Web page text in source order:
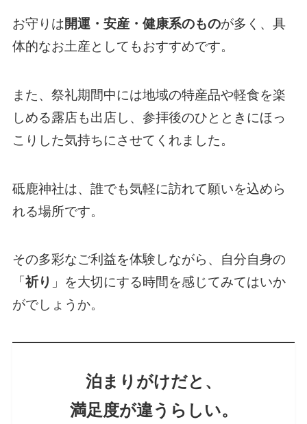
お守りは開運・安産・健康系のものが多く、具
体的なお土産としてもおすすめです。
また、祭礼期間中には地域の特産品や軽食を楽
しめる露店も出店し、参拝後のひとときにほっ
こりした気持ちにさせてくれました。
砥鹿神社は、誰でも気軽に訪れて願いを込めら
れる場所です。
その多彩なご利益を体験しながら、自分自身の
「 祈り 」を大切にする時間を感じてみてはいか
がでしょうか。
泊まりがけだと、
満足度が違うらしい。